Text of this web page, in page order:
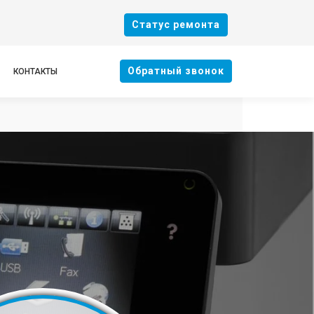
Cтатус ремонта
КОНТАКТЫ Oбратный звонок